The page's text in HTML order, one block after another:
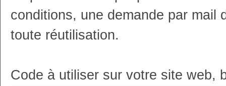
conditions, une demande par mail
toute réutilisation.
Code à utiliser sur votre site web,